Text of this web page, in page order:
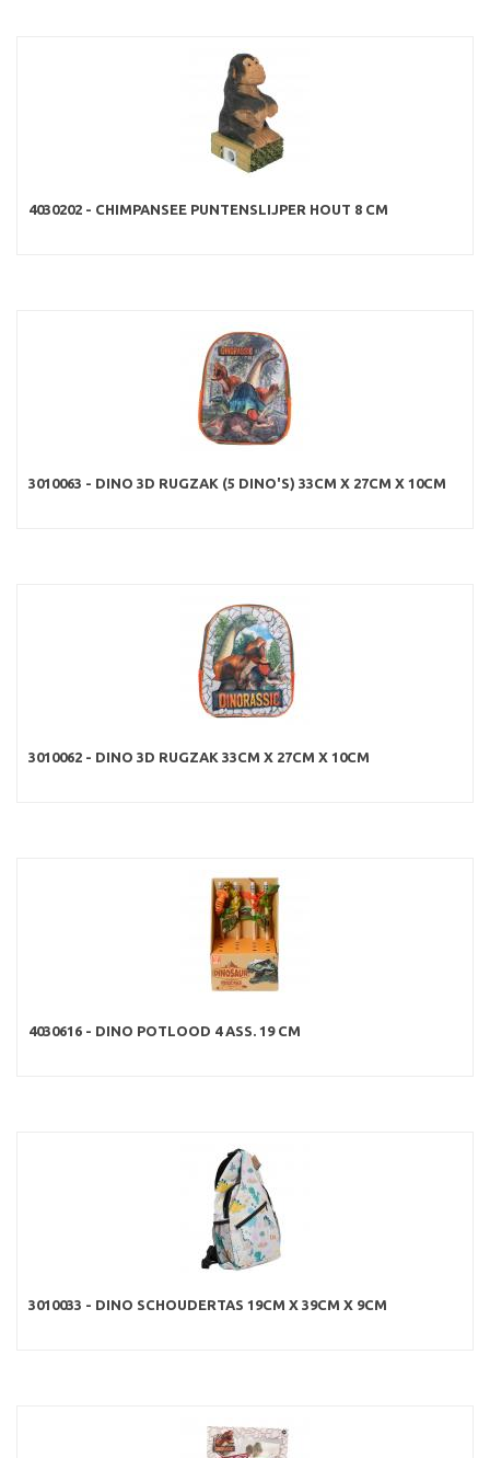
4030202 - CHIMPANSEE PUNTENSLIJPER HOUT 8 CM
3010063 - DINO 3D RUGZAK (5 DINO'S) 33CM X 27CM X 10CM
3010062 - DINO 3D RUGZAK 33CM X 27CM X 10CM
4030616 - DINO POTLOOD 4 ASS. 19 CM
3010033 - DINO SCHOUDERTAS 19CM X 39CM X 9CM